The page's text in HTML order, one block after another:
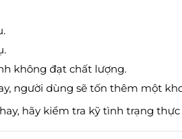
không đạt chất lượng.
người dùng sẽ tốn thêm một
hãy kiểm tra kỹ tình trạng thực